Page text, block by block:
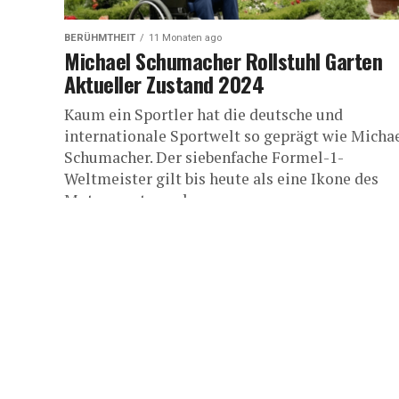
BERÜHMTHEIT 11 Monaten ago
Michael Schumacher Rollstuhl Garten
Aktueller Zustand 2024
Kaum ein Sportler hat die deutsche und
internationale Sportwelt so geprägt wie
Schumacher. Der siebenfache Formel-1-
Weltmeister gilt bis heute als eine Ikone des
Motorsports, und...